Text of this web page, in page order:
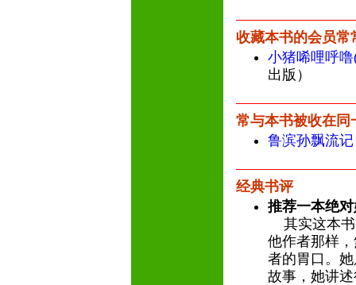
收藏本书的会员常
小猪唏哩呼
出版）
常与本书被收在同
鲁滨孙飘流记
经典书评
推荐一本绝
其实这本书
他作者那样
者的胃口。
故事，她讲